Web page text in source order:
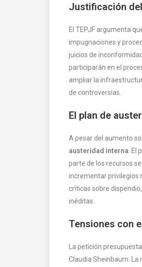
Justificación
El TEPJF argumenta
impugnaciones y
juicios de
participarán en el
ampliar la
de controversias.
El plan de
A pesar del aumento
austeridad interna .
parte de los recursos
incrementar privilegios
críticas sobre
inéditas.
Tensiones con
La petición
Claudia Sheinbaum.